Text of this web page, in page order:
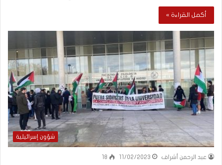
أكمل القراءة »
شؤون إسرائيلية
عبد الرحمن أشراف 11/02/2023
18